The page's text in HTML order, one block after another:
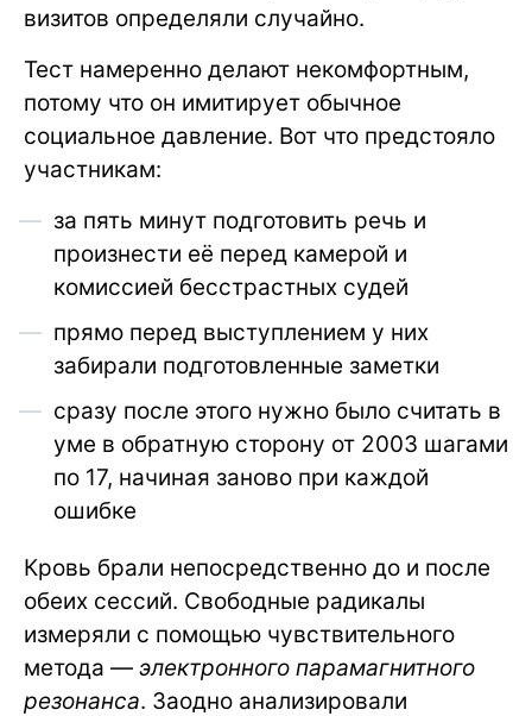
визитов определяли случайно.
Тест намеренно делают некомфортным,
потому что он имитирует обычное
социальное давление. Вот что предстояло
участникам:
за пять минут подготовить речь и
произнести её перед камерой и
комиссией бесстрастных судей
прямо перед выступлением у них
забирали подготовленные заметки
сразу после этого нужно было считать в
уме в обратную сторону от 2003 шагами
по 17, начиная заново при каждой
ошибке
Кровь брали непосредственно до и после
обеих сессий. Свободные радикалы
измеряли с помощью чувствительного
метода — электронного парамагнитного
резонанса. Заодно анализировали